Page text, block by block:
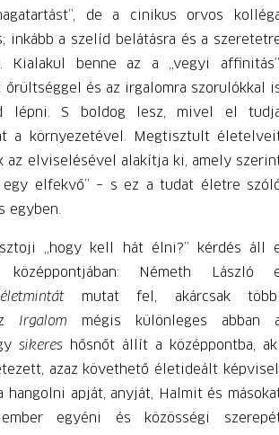
de a cinikus orvos
inkább a szelíd belátásra és a
Kialakul benne az a „vegyi
őrültséggel és az irgalomra szorulókkal
lépni. S boldog lesz, mivel el
a környezetével. Megtisztult
az elviselésével alakítja ki, amely
egy elfekvő” – s ez a tudat életre
egyben.
„hogy kell hát élni?” kérdés áll
középpontjában: Németh László
életmintát mutat fel, akárcsak
Irgalom mégis különleges abban
sikeres
hősnőt állít a középpontba,
azaz követhető életideált
hangolni apját, anyját, Halmit és
egyéni és közösségi